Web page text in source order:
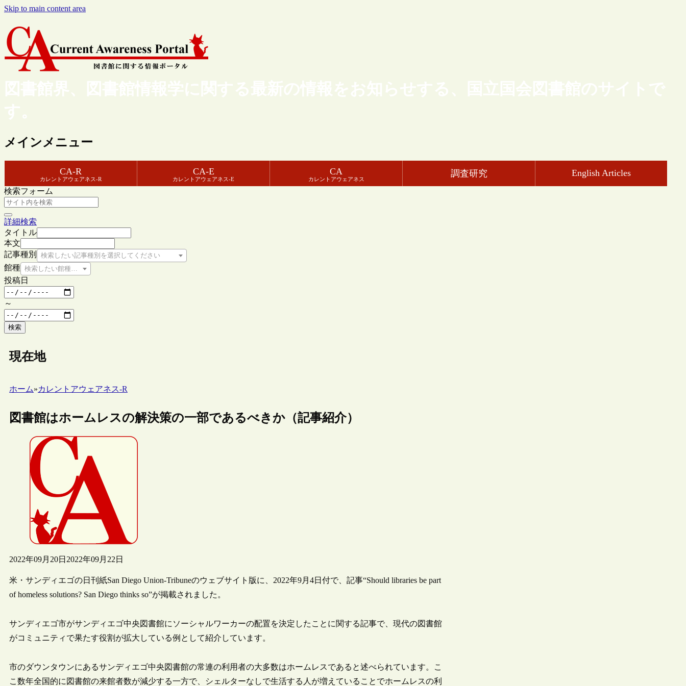
Skip to main content area
図書館界、図書館情報学に関する最新の情報をお知らせする、国立国会図書館のサイトで
す。
メインメニュー
CA-R
カレントアウェアネス-R
CA-E
カレントアウェアネス-E
CA
カレントアウェアネス
調査研究 English Articles
検索フォーム
詳細検索
タイトル
本文
記事種別
検索したい記事種別を選択してください
館種 検索したい館種を選択してください
投稿日
～
検索
現在地
ホーム»カレントアウェアネス-R
図書館はホームレスの解決策の一部であるべきか（記事紹介）
2022年09月20日 2022年09月22日
米・サンディエゴの日刊紙San Diego Union-Tribuneのウェブサイト版に、2022年9月4日付で、記事“Should libraries be part
of homeless solutions? San Diego thinks so”が掲載されました。
サンディエゴ市がサンディエゴ中央図書館にソーシャルワーカーの配置を決定したことに関する記事で、現代の図書館
がコミュニティで果たす役割が拡大している例として紹介しています。
市のダウンタウンにあるサンディエゴ中央図書館の常連の利用者の大多数はホームレスであると述べられています。こ
こ数年全国的に図書館の来館者数が減少する一方で、シェルターなしで生活する人が増えていることでホームレスの利